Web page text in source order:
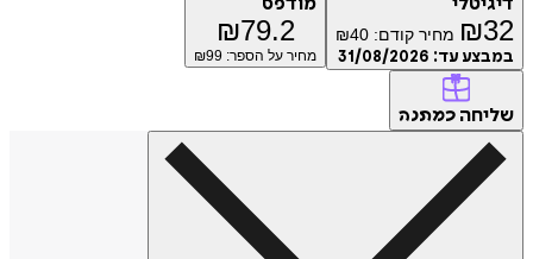
דיגיטלי
₪32 מחיר קודם: ₪40
במבצע עד: 31/08/2026
מודפס
₪79.2
מחיר על הספר: ₪ 99
שליחה כמתנה